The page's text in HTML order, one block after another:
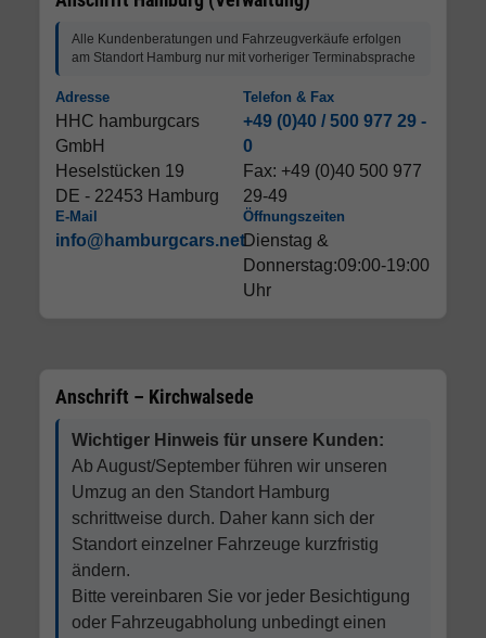
Alle Kundenberatungen und Fahrzeugverkäufe erfolgen
am Standort Hamburg nur mit vorheriger Terminabsprache
Adresse
HHC hamburgcars
GmbH
Heselstücken 19
DE - 22453 Hamburg
Telefon & Fax
+49 (0)40 / 500 977 29 -
0
Fax: +49 (0)40 500 977
29-49
E-Mail
info@hamburgcars.net
Öffnungszeiten
Dienstag &
Donnerstag:09:00-19:00
Uhr
Anschrift – Kirchwalsede
Wichtiger Hinweis für unsere Kunden:
Ab August/September führen wir unseren
Umzug an den Standort Hamburg
schrittweise durch. Daher kann sich der
Standort einzelner Fahrzeuge kurzfristig
ändern.
Bitte vereinbaren Sie vor jeder Besichtigung
oder Fahrzeugabholung unbedingt einen